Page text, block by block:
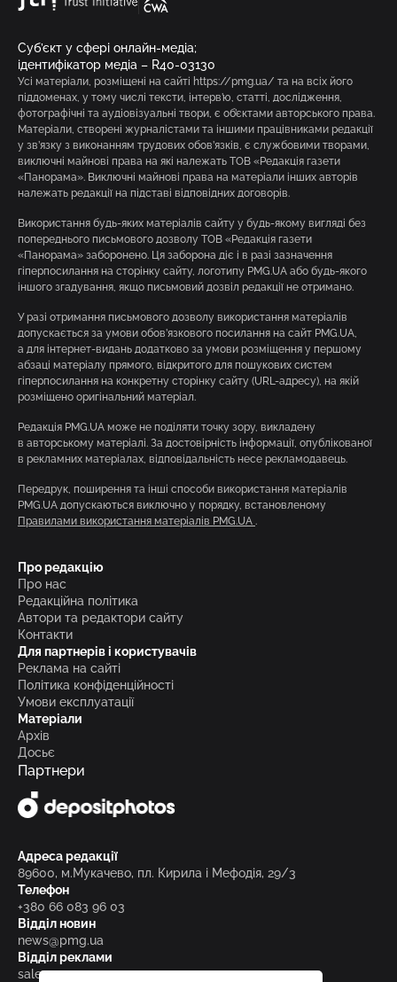
Суб’єкт у сфері онлайн-медіа;
ідентифікатор медіа – R40-03130
Усі матеріали, розміщені на сайті https://pmg.ua/ та на всіх його
піддоменах, у тому числі тексти, інтерв’ю, статті, дослідження,
фотографічні та аудіовізуальні твори, є об’єктами авторського права.
Матеріали, створені журналістами та іншими працівниками редакції
у зв’язку з виконанням трудових обов’язків, є службовими творами,
виключні майнові права на які належать ТОВ «Редакція газети
«Панорама». Виключні майнові права на матеріали інших авторів
належать редакції на підставі відповідних договорів.
Використання будь-яких матеріалів сайту у будь-якому вигляді без
попереднього письмового дозволу ТОВ «Редакція газети
«Панорама» заборонено. Ця заборона діє і в разі зазначення
гіперпосилання на сторінку сайту, логотипу PMG.UA або будь-якого
іншого згадування, якщо письмовий дозвіл редакції не отримано.
У разі отримання письмового дозволу використання матеріалів
допускається за умови обов’язкового посилання на сайт PMG.UA,
а для інтернет-видань додатково за умови розміщення у першому
абзаці матеріалу прямого, відкритого для пошукових систем
гіперпосилання на конкретну сторінку сайту (URL-адресу), на якій
розміщено оригінальний матеріал.
Редакція PMG.UA може не поділяти точку зору, викладену
в авторському матеріалі. За достовірність інформації, опублікованої
в рекламних матеріалах, відповідальність несе рекламодавець.
Передрук, поширення та інші способи використання матеріалів
PMG.UA допускаються виключно у порядку, встановленому
Правилами використання матеріалів PMG.UA .
Про редакцію
Про нас
Редакційна політика
Автори та редактори сайту
Контакти
Для партнерів і користувачів
Реклама на сайті
Політика конфіденційності
Умови експлуатації
Матеріали
Архів
Досьє
Партнери
Адреса редакції
89600, м.Мукачево, пл. Кирила і Мефодія, 29/3
Телефон
+380 66 083 96 03
Відділ новин
news@pmg.ua
Відділ реклами
sales@pmg.ua